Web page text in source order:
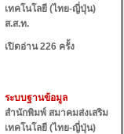
เทคโนโลยี (ไทย-ญี่ปุ่น)
ส.ส.ท.
เปิดอ่าน 226 ครั้ง
ระบบฐานข้อมูล
สำนักพิมพ์ สมาคมส่งเสริม
เทคโนโลยี (ไทย-ญี่ปุ่น)